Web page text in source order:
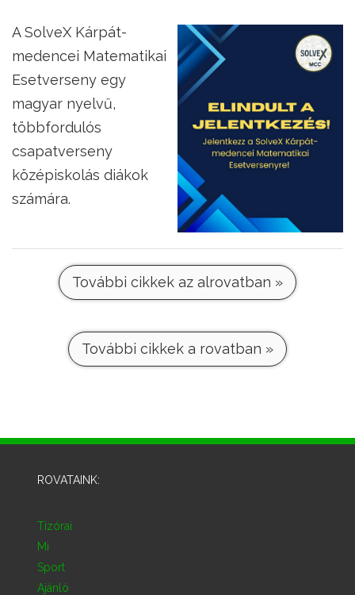
A SolveX Kárpát-
medencei Matematikai
Esetverseny egy
magyar nyelvű,
többfordulós
csapatverseny
középiskolás diákok
számára.
További cikkek az alrovatban »
További cikkek a rovatban »
ROVATAINK:
Tízórai
Mi
Sport
Ajánló